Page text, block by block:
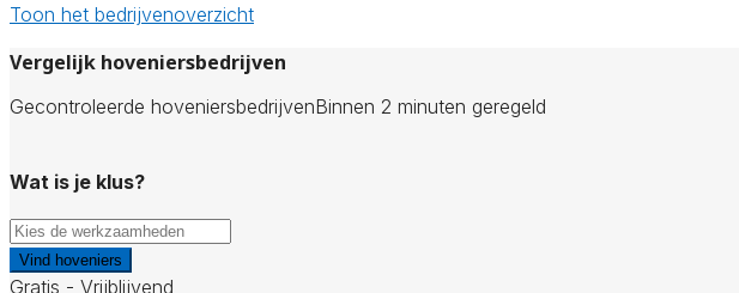
Toon het bedrijvenoverzicht
Vergelijk hoveniersbedrijven
Gecontroleerde hoveniersbedrijvenBinnen 2 minuten geregeld
Wat is je klus?
Vind hoveniers
Gratis - Vrijblijvend